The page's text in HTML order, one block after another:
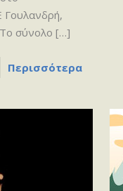
Γουλανδρή,
σύνολο […]
Περισσότερα